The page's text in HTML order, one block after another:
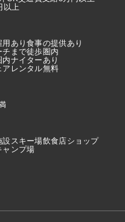
以上
用あり食事の提供あり
チまで徒歩圏内
内ナイターあり
アレンタル無料
設スキー場飲食店ショップ
ャンプ場